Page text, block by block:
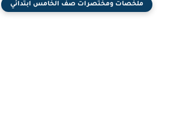
ملخصات ومختصرات صف الخامس ابتدائي